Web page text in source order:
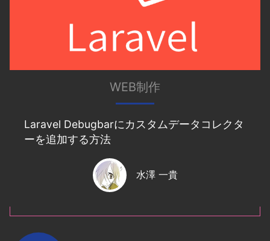
WEB制作
Laravel Debugbarにカスタムデータコレクタ
ーを追加する方法
水澤 一貴